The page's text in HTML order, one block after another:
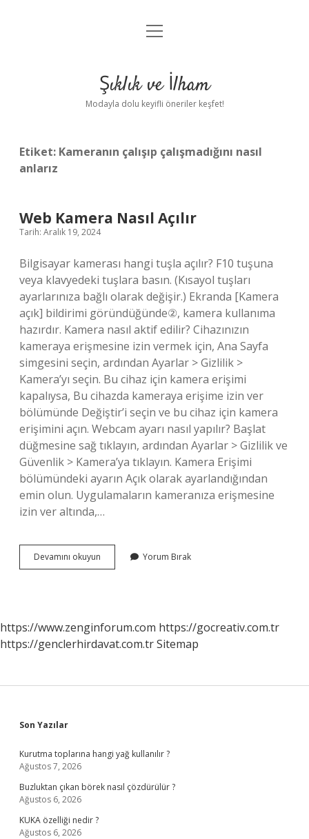
Anasayfa
Yasal Uyarı
menüyü
Şıklık ve İlham
Modayla dolu keyifli öneriler keşfet!
Etiket: Kameranın çalışıp çalışmadığını nasıl
anlarız
Web Kamera Nasıl Açılır
Tarih: Aralık 19, 2024
Bilgisayar kamerası hangi tuşla açılır? F10 tuşuna
veya klavyedeki tuşlara basın. (Kısayol tuşları
ayarlarınıza bağlı olarak değişir.) Ekranda [Kamera
açık] bildirimi göründüğünde②, kamera kullanıma
hazırdır. Kamera nasıl aktif edilir? Cihazınızın
kameraya erişmesine izin vermek için, Ana Sayfa
simgesini seçin, ardından Ayarlar > Gizlilik >
Kamera’yı seçin. Bu cihaz için kamera erişimi
kapalıysa, Bu cihazda kameraya erişime izin ver
bölümünde Değiştir’i seçin ve bu cihaz için kamera
erişimini açın. Webcam ayarı nasıl yapılır? Başlat
düğmesine sağ tıklayın, ardından Ayarlar > Gizlilik ve
Güvenlik > Kamera’ya tıklayın. Kamera Erişimi
bölümündeki ayarın Açık olarak ayarlandığından
emin olun. Uygulamaların kameranıza erişmesine
izin ver altında,…
Devamını okuyun
Kamera
Yorum Bırak
https://www.zenginforum.com https://gocreativ.com.tr
https://genclerhirdavat.com.trSitemap
Sidebar
Son Yazılar
Kurutma toplarına hangi yağ kullanılır ?
Ağustos 7, 2026
Buzluktan çıkan börek nasıl çözdürülür ?
Ağustos 6, 2026
KUKA özelliği nedir ?
Ağustos 6, 2026